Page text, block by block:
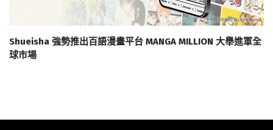
Shueisha 強勢推出百語漫畫平台 MANGA MILLION 大舉進軍全
球市場